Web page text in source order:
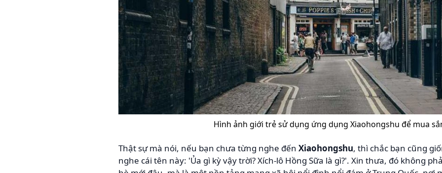
Hình ảnh giới trẻ sử dụng ứng dụng Xiaohongshu để mua
Thật sự mà nói, nếu bạn chưa từng nghe đến Xiaohongshu, thì chắc bạn cũng
nghe cái tên này: 'Ủa gì kỳ vậy trời? Xích-lô Hồng Sữa là gì?'. Xin thưa, đó không